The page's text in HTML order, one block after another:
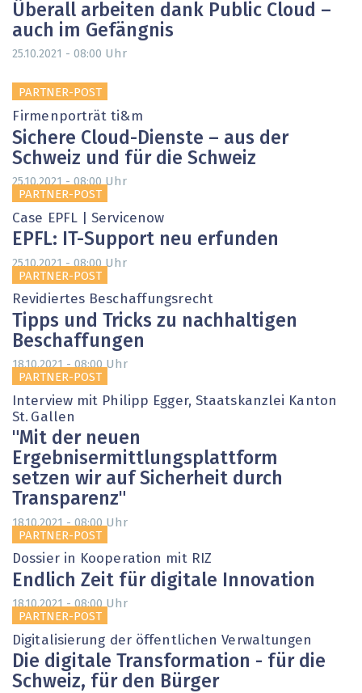
Überall arbeiten dank Public Cloud –
auch im Gefängnis
25.10.2021 - 08:00 Uhr
PARTNER-POST
Firmenporträt ti&m
Sichere Cloud-Dienste – aus der
Schweiz und für die Schweiz
25.10.2021 - 08:00 Uhr
PARTNER-POST
Case EPFL | Servicenow
EPFL: IT-Support neu erfunden
25.10.2021 - 08:00 Uhr
PARTNER-POST
Revidiertes Beschaffungsrecht
Tipps und Tricks zu nachhaltigen
Beschaffungen
18.10.2021 - 08:00Uhr
PARTNER-POST
Interview mit Philipp Egger, Staatskanzlei Kanton
St. Gallen
"Mit der neuen
Ergebnisermittlungsplattform
setzen wir auf Sicherheit durch
Transparenz"
18.10.2021 - 08:00 Uhr
PARTNER-POST
Dossier in Kooperation mit RIZ
Endlich Zeit für digitale Innovation
18.10.2021 - 08:00Uhr
PARTNER-POST
Digitalisierung der öffentlichen Verwaltungen
Die digitale Transformation - für die
Schweiz, für den Bürger